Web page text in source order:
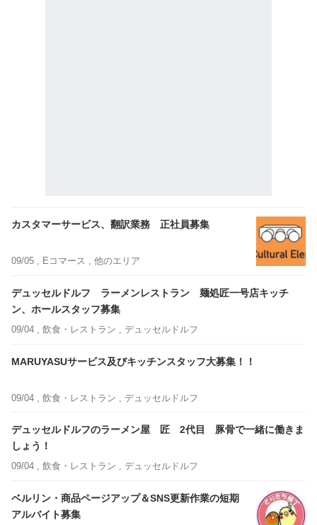
カスタマーサービス、翻訳業務 正社員募集
09/05 , Eコマース , 他のエリア
デュッセルドルフ ラーメンレストラン 麺処匠一号店キッチ
ン、ホールスタッフ募集
09/04 , 飲食・レストラン , デュッセルドルフ
MARUYASUサービス及びキッチンスタッフ大募集！！
09/04 , 飲食・レストラン , デュッセルドルフ
デュッセルドルフのラーメン屋 匠 2代目 豚骨で一緒に働きま
しょう！
09/04 , 飲食・レストラン , デュッセルドルフ
ベルリン・商品ページアップ＆SNS更新作業の短期
アルバイト募集